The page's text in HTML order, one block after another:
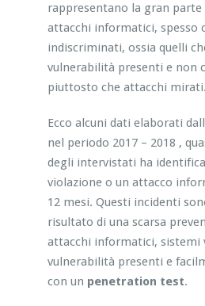
rappresentano la gran
attacchi informatici, spesso
indiscriminati, ossia quelli
vulnerabilità presenti e non
piuttosto che attacchi mirati.
Ecco alcuni dati elaborati
nel periodo 2017 – 2018 ,
degli intervistati ha
violazione o un attacco
12 mesi. Questi incidenti
risultato di una scarsa
attacchi informatici, sistemi
vulnerabilità presenti e
con un penetration test.